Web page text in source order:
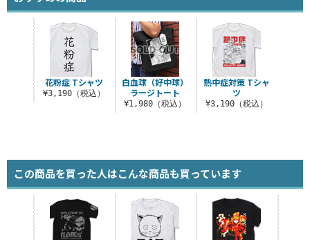
白血球（好中球）
ラージトート
¥1,980（税込）
熱中症対策 Tシャ
ツ
¥3,190（税込）
花粉症 Tシャツ
¥3,190（税込）
この商品を買った人はこんな商品も買っています